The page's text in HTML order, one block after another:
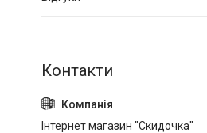
Інтернет магазин "Скидочка"